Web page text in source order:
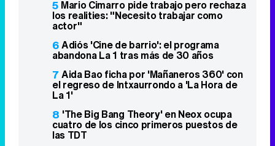
5 Mario Cimarro pide trabajo pero rechaza
los realities: "Necesito trabajar como
actor"
6Adiós 'Cine de barrio': el programa
abandona La 1 tras más de 30 años
7 Aida Bao ficha por 'Mañaneros 360' con
el regreso de Intxaurrondo a 'La Hora de
La 1'
8 'The Big Bang Theory' en Neox ocupa
cuatro de los cinco primeros puestos de
las TDT